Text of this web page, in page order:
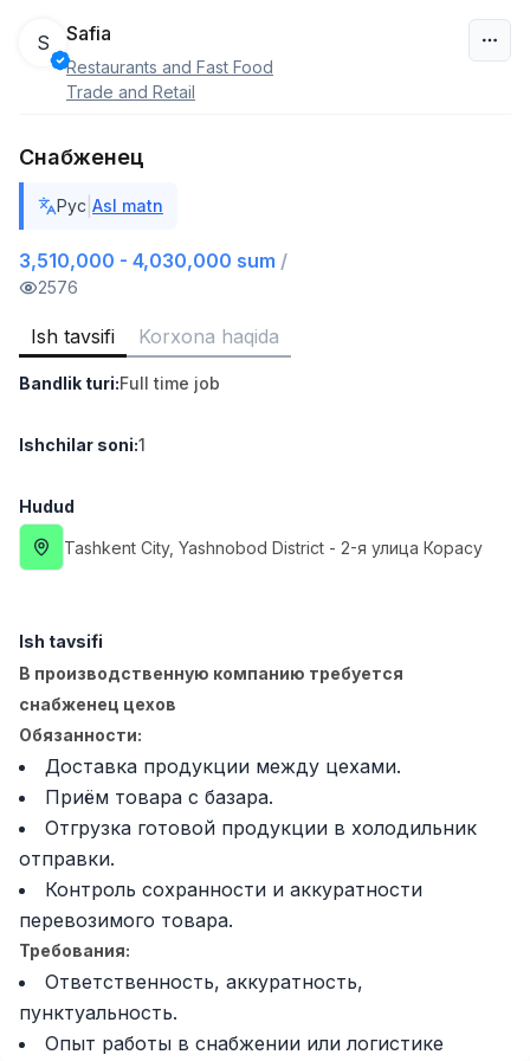
O‘zbekiston
Do'kon sotuvchisi
MONDO BEST
Full time job
Ish joyidan
Sotuv agenti
7,000,000 - 15,000,000 sum/
VITAREX
3,000,000 - 8,000,000 sum
VITAREX
Full time job
Ish joyidan
4,000,000 - 10,000,000 sum
Full time job
Ish joyidan
2,600,000 - 5,000,000 sum/
LES AILES
Full time job
Ish joyidan
Farmatsevt
3,000,000 - 10,000,000 sum
NAVBAHOR APTEKA
Full time job
TOP
Sotuv bo'yicha agent
Kelishiladi
S Safia
Restaurants and Fast Food
Trade and Retail
Снабженец
Рус Asl matn
3,510,000 - 4,030,000 sum /
2576
Ish tavsifi Korxona haqida
Bandlik turi:Full time job
Ishchilar soni:1
Hudud
Tashkent City, Yashnobod District - 2-я улица Корасу
Ish tavsifi
В производственную компанию требуется
снабженец цехов
Обязанности:
Доставка продукции между цехами.
Приём товара с базара.
Отгрузка готовой продукции в холодильник
отправки.
Контроль сохранности и аккуратности
перевозимого товара.
Требования:
Ответственность, аккуратность,
пунктуальность.
Опыт работы в снабжении или логистике
Vakansiyalar